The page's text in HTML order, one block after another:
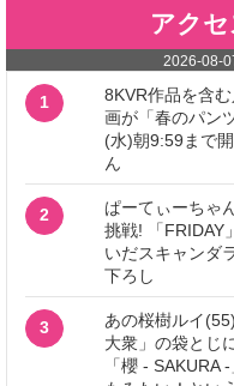
アク
2026-08-
1
8KVR作品を含
画が「春のパン
(水)朝9:59まで
ん
2
ぱーてぃーちゃ
挑戦! 「FRIDAY
いだスキャンダ
下ろし
3
あの桜樹ルイ
大衆」の袋とじ
「櫻 - SAKURA